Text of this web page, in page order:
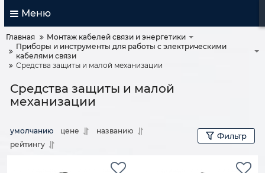
Меню
Главная
Монтаж кабелей связи и энергетики
Приборы и инструменты для работы с электрическими
кабелями связи
Средства защиты и малой механизации
Средства защиты и малой
механизации
умолчанию цене
названию
рейтингу
Фильтр